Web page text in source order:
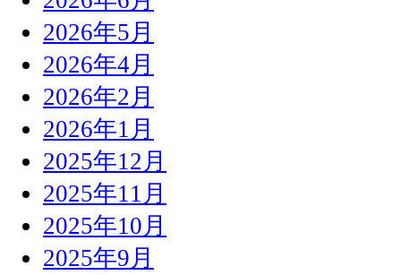
2026年5月
2026年4月
2026年2月
2026年1月
2025年12月
2025年11月
2025年10月
2025年9月